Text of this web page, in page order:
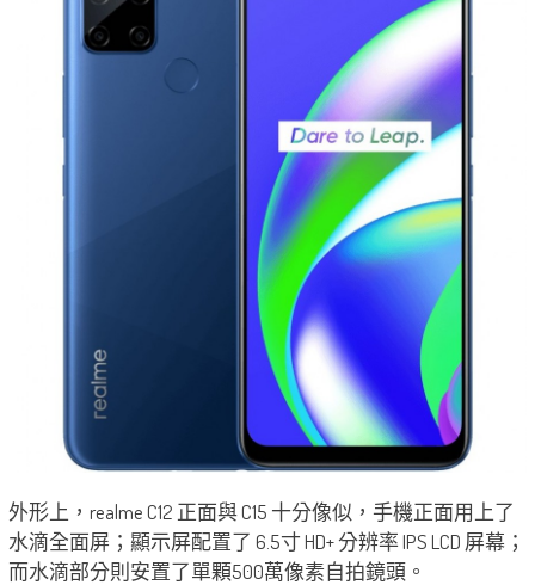
外形上，realme C12 正面與 C15 十分像似，手機正面用上了
水滴全面屏；顯示屏配置了 6.5寸 HD+ 分辨率 IPS LCD 屏幕；
而水滴部分則安置了單顆500萬像素自拍鏡頭。